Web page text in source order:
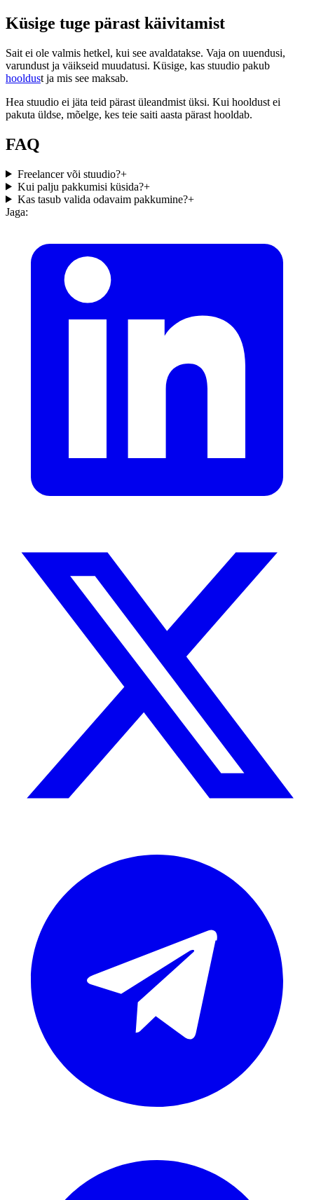
Küsige tuge pärast käivitamist
Sait ei ole valmis hetkel, kui see avaldatakse. Vaja on uuendusi,
varundust ja väikseid muudatusi. Küsige, kas stuudio pakub
hooldust ja mis see maksab.
Hea stuudio ei jäta teid pärast üleandmist üksi. Kui hooldust ei
pakuta üldse, mõelge, kes teie saiti aasta pärast hooldab.
FAQ
Freelancer või stuudio?+
Kui palju pakkumisi küsida?+
Kas tasub valida odavaim pakkumine?+
Jaga: